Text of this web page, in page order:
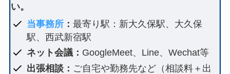
い。
当事務所 ：最寄り駅：新大久保駅、大久保
駅、西武新宿駅
ネット会議： GoogleMeet、Line、Wechat等
出張相談： ご自宅や勤務先など（相談料＋出